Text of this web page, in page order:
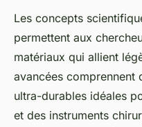
Les concepts
permettent aux
matériaux qui allient
avancées comprennent
ultra-durables idéales
et des instruments